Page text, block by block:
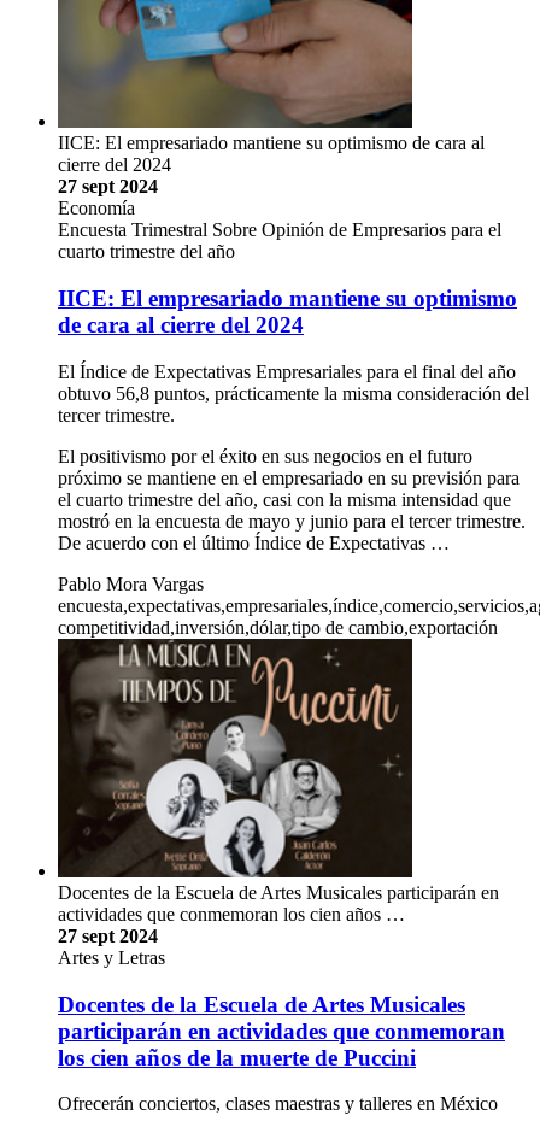
IICE: El empresariado mantiene su optimismo de cara al
cierre del 2024
27 sept 2024
Economía
Encuesta Trimestral Sobre Opinión de Empresarios para el
cuarto trimestre del año
IICE: El empresariado mantiene su optimismo
de cara al cierre del 2024
El Índice de Expectativas Empresariales para el final del año
obtuvo 56,8 puntos, prácticamente la misma consideración del
tercer trimestre.
El positivismo por el éxito en sus negocios en el futuro
próximo se mantiene en el empresariado en su previsión para
el cuarto trimestre del año, casi con la misma intensidad que
mostró en la encuesta de mayo y junio para el tercer trimestre.
De acuerdo con el último Índice de Expectativas …
Pablo Mora Vargas
competitividad,inversión,dólar,tipo de cambio,exportación
Docentes de la Escuela de Artes Musicales participarán en
actividades que conmemoran los cien años …
27 sept 2024
Artes y Letras
Docentes de la Escuela de Artes Musicales
participarán en actividades que conmemoran
los cien años de la muerte de Puccini
Ofrecerán conciertos, clases maestras y talleres en México